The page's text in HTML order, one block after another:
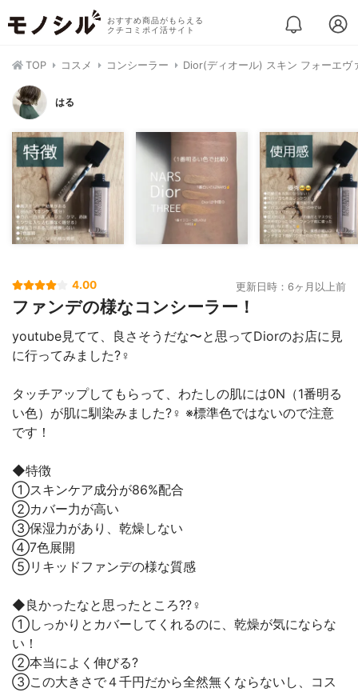
おすすめ商品がもらえる
クチコミポイ活サイト
TOP コスメ コンシーラー Dior(ディオール) スキン フォーエヴ
はる
4.00 更新日時：6ヶ月以上前
ファンデの様なコンシーラー！
youtube見てて、良さそうだな〜と思ってDiorのお店に見
に行ってみました?‍♀️
タッチアップしてもらって、わたしの肌には0N（1番明る
い色）が肌に馴染みました?‍♀️ ※標準色ではないので注意
です！
◆特徴
①スキンケア成分が86%配合
②カバー力が高い
③保湿力があり、乾燥しない
④7色展開
⑤リキッドファンデの様な質感
◆良かったなと思ったところ??‍♀️
①しっかりとカバーしてくれるのに、乾燥が気にならな
い！
②本当によく伸びる?
③この大きさで４千円だから全然無くならないし、コス